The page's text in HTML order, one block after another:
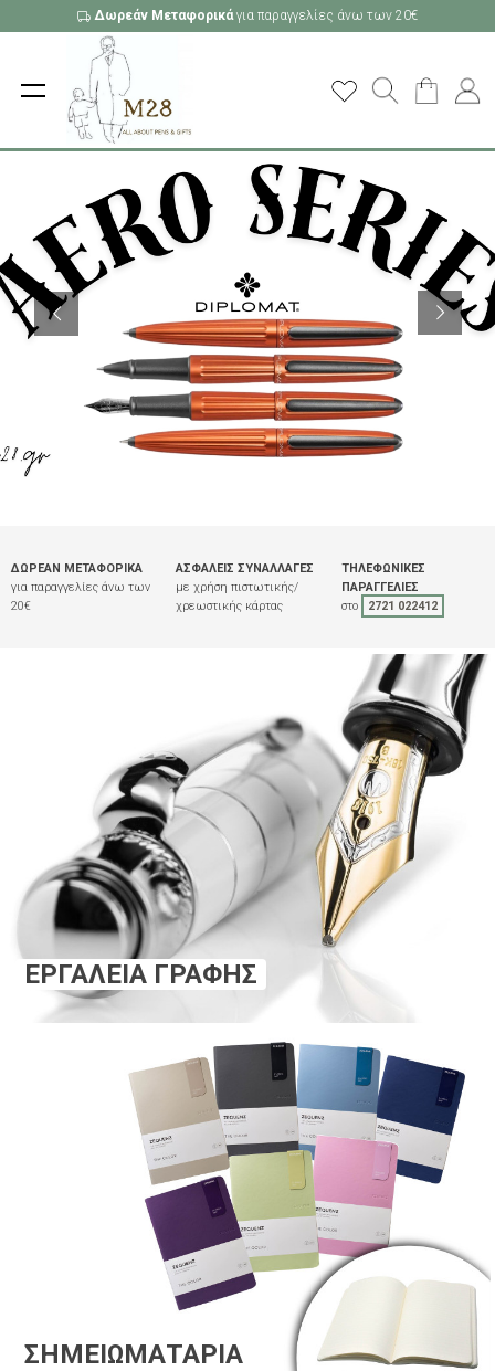
Δωρεάν Μεταφορικάγια παραγγελίες άνω των 20€
ΔΩΡΕΆΝ ΜΕΤΑΦΟΡΙΚΆ
για παραγγελίες άνω των
20€
ΑΣΦΑΛΕΊΣ ΣΥΝΑΛΛΑΓΈΣ
με χρήση πιστωτικής/
χρεωστικής κάρτας
ΤΗΛΕΦΩΝΙΚΈΣ
ΠΑΡΑΓΓΕΛΊΕΣ
στο
2721 022412
ΕΡΓΑΛΕΊΑ ΓΡΑΦΉΣ
ΣΗΜΕΙΩΜΑΤΆΡΙΑ